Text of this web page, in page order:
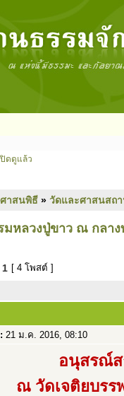
ปิดดูแล้ว
าสนพิธี » วัดและศาสนสถ
หลวงปู่ขาว ณ กลา
1 [ 4 โพสต์ ]
21 ม.ค. 2016, 08:10
อนุสรณ์ส
ณ วัดเจติยบร